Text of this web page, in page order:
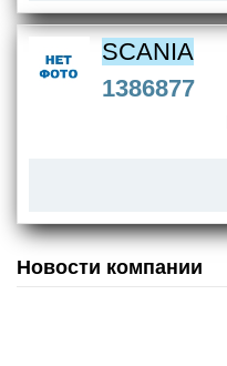
SCANIA
1386877
Новости компании